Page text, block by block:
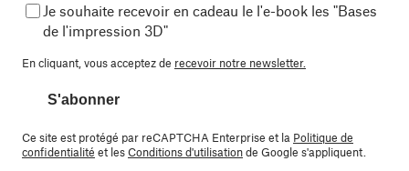
Je souhaite recevoir en cadeau le l'e-book les "Bases
de l'impression 3D"
En cliquant, vous acceptez de recevoir notre newsletter.
S'abonner
Ce site est protégé par reCAPTCHA Enterprise et la Politique de
confidentialité et lesConditions d'utilisationde Google s'appliquent.